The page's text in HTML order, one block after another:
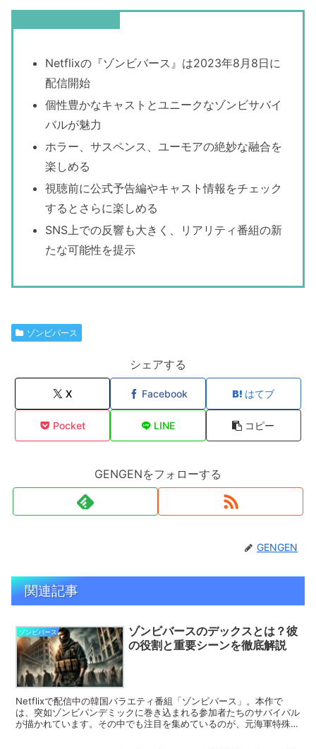
Netflixの『ゾンビバース』は2023年8月8日に
配信開始
個性豊かなキャストとユニークなゾンビサバイ
バルが魅力
ホラー、サスペンス、ユーモアの絶妙な融合を
楽しめる
視聴前に公式予告編やキャスト情報をチェック
するとさらに楽しめる
SNS上での反響も大きく、リアリティ番組の新
たな可能性を提示
ゾンビバース
シェアする
X Facebook はてブ
Pocket LINE コピー
GENGENをフォローする
GENGEN
関連記事
ゾンビバース
ゾンビバースのデックスとは？彼
の役割と重要シーンを徹底解説
Netflixで配信中の韓国バラエティ番組「ゾンビバース」。本作で
は、突如ゾンビパンデミックに巻き込まれる参加者たちのサバイバル
が描かれています。その中でも注目を集めているのが、元海軍特殊部